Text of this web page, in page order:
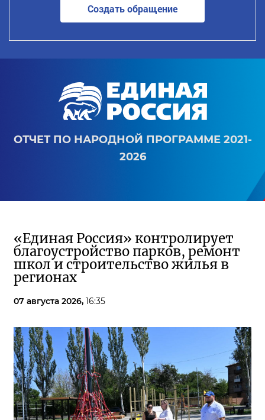
Создать обращение
ОТЧЕТ ПО НАРОДНОЙ ПРОГРАММЕ 2021-
2026
«Единая Россия» контролирует
благоустройство парков, ремонт
школ и строительство жилья в
регионах
07 августа 2026, 16:35